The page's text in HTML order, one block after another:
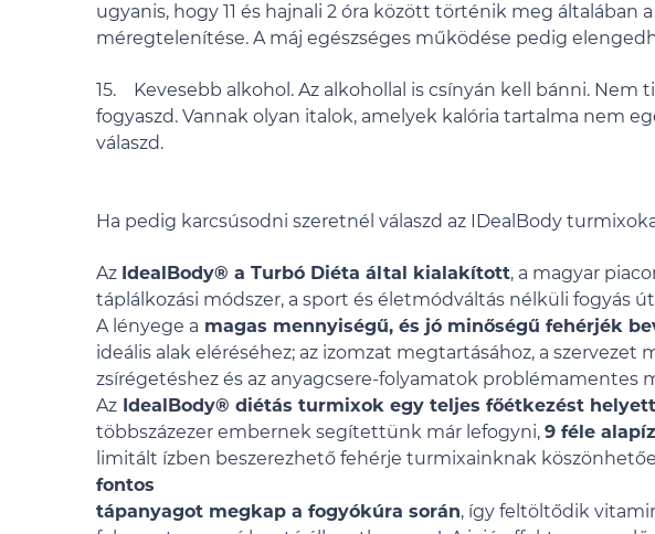
ugyanis, hogy 11 és hajnali 2 óra között történik meg általában
méregtelenítése. A máj egészséges működése pedig
15. Kevesebb alkohol. Az alkohollal is csínyán kell bánni. Nem
fogyaszd. Vannak olyan italok, amelyek kalória tartalma nem
válaszd.
Ha pedig karcsúsodni szeretnél válaszd az IDealBody
Az IdealBody® a Turbó Diéta által kialakított, a magyar
táplálkozási módszer, a sport és életmódváltás nélküli fogyás
A lényege a magas mennyiségű, és jó minőségű fehérjék
ideális alak eléréséhez; az izomzat megtartásához, a szervezet
zsírégetéshez és az anyagcsere-folyamatok problémamentes
Az IdealBody® diétás turmixok egy teljes főétkezést
többszázezer embernek segítettünk már lefogyni, 9 féle alapíz
limitált ízben beszerezhető fehérje turmixainknak
fontos
tápanyagot megkap a fogyókúra során, így feltöltődik